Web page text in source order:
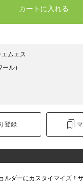
カートに入れる
ムエス
ール）
登録
ダーにカスタイマイズ！